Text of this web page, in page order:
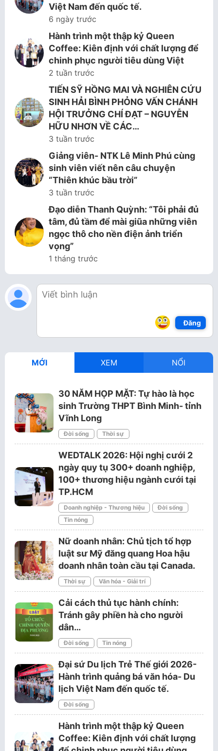
Việt Nam đến quốc tế.
6 ngày trước
Hành trình một thập kỷ Queen
Coffee: Kiên định với chất lượng để
chinh phục người tiêu dùng Việt
2 tuần trước
TIẾN SỸ HỒNG MAI VÀ NGHIÊN CỨU
SINH HẢI BÌNH PHỎNG VẤN CHÁNH
HỘI TRƯỞNG CHÍ ĐẠT – NGUYỄN
HỮU NHƠN VỀ CÁC…
3 tuần trước
Giảng viên- NTK Lê Minh Phú cùng
sinh viên viết nên câu chuyện
“Thiên khúc bầu trời”
3 tuần trước
Đạo diễn Thanh Quỳnh: “Tôi phải đủ
tâm, đủ tầm để mài giũa những viên
ngọc thô cho nền điện ảnh triển
vọng”
1 tháng trước
Đăng
MỚI XEM NỔI
30 NĂM HỌP MẶT: Tự hào là học
sinh Trường THPT Bình Minh- tỉnh
Vĩnh Long
Đời sống Thời sự
WEDTALK 2026: Hội nghị cưới 2
ngày quy tụ 300+ doanh nghiệp,
100+ thương hiệu ngành cưới tại
TP.HCM
Doanh nghiệp - Thương hiệu
Đời sống
Tin nóng
Nữ doanh nhân: Chủ tịch tổ hợp
luật sư Mỹ đăng quang Hoa hậu
doanh nhân toàn cầu tại Canada.
Thời sự Văn hóa - Giải trí
Cải cách thủ tục hành chính:
Tránh gây phiền hà cho người
dân…
Đời sống Tin nóng
Đại sứ Du lịch Trẻ Thế giới 2026-
Hành trình quảng bá văn hóa- Du
lịch Việt Nam đến quốc tế.
Đời sống
Hành trình một thập kỷ Queen
Coffee: Kiên định với chất lượng